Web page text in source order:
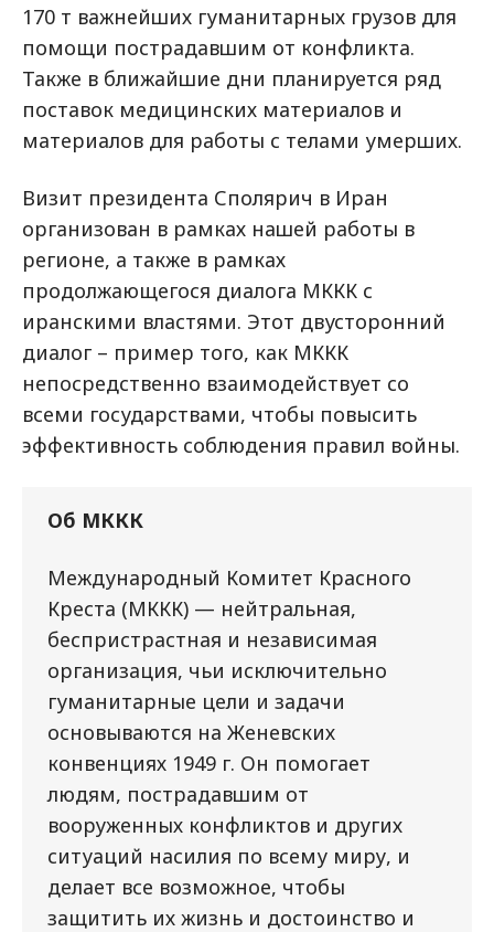
170 т важнейших гуманитарных грузов для
помощи пострадавшим от конфликта.
Также в ближайшие дни планируется ряд
поставок медицинских материалов и
материалов для работы с телами умерших.
Визит президента Сполярич в Иран
организован в рамках нашей работы в
регионе, а также в рамках
продолжающегося диалога МККК с
иранскими властями. Этот двусторонний
диалог – пример того, как МККК
непосредственно взаимодействует со
всеми государствами, чтобы повысить
эффективность соблюдения правил войны.
Об МККК
Международный Комитет Красного
Креста (МККК) — нейтральная,
беспристрастная и независимая
организация, чьи исключительно
гуманитарные цели и задачи
основываются на Женевских
конвенциях 1949 г. Он помогает
людям, пострадавшим от
вооруженных конфликтов и других
ситуаций насилия по всему миру, и
делает все возможное, чтобы
защитить их жизнь и достоинство и